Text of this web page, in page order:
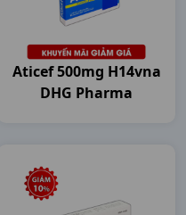
Aticef 500mg H14vna
DHG Pharma